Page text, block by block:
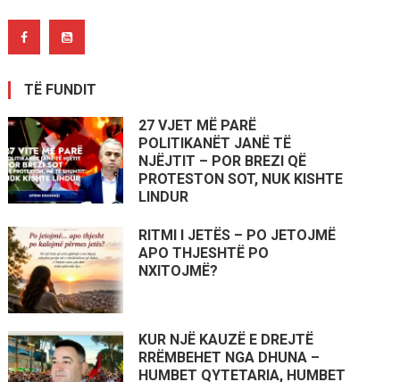
TË FUNDIT
27 VJET MË PARË
POLITIKANËT JANË TË
NJËJTIT – POR BREZI QË
PROTESTON SOT, NUK KISHTE
LINDUR
RITMI I JETËS – PO JETOJMË
APO THJESHTË PO
NXITOJMË?
KUR NJË KAUZË E DREJTË
RRËMBEHET NGA DHUNA –
HUMBET QYTETARIA, HUMBET